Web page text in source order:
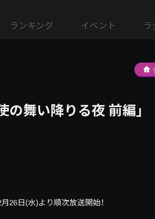
ランキング イベント ラ
の舞い降りる夜 前編」
26日(水)より順次放送開始！